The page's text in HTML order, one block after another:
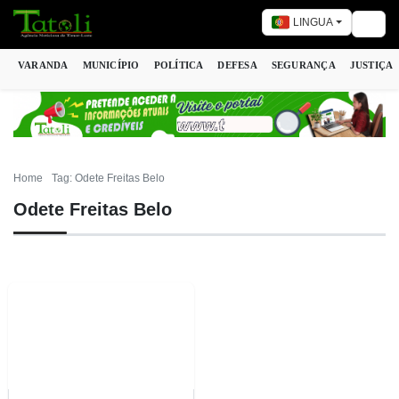
LINGUA
VARANDA MUNICÍPIO POLÍTICA DEFESA SEGURANÇA JUSTIÇA
Home Tag: Odete Freitas Belo
Odete Freitas Belo